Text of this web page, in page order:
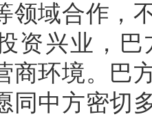
领域合作，
资兴业，
商环境。巴
同中方密切